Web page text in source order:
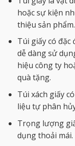
hoặc sự kiện
thiệu sản phẩm.
Túi giấy có đặc
dễ dàng sử
hiệu công ty
quà tặng.
Túi xách giấy
liệu tự phân
Trọng lượng
dụng thoải mái.